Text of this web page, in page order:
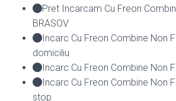
Pret Incarcam Cu Freon
BRASOV
Incarc Cu Freon Combine Non
domiciliu
Incarc Cu Freon Combine Non
Incarc Cu Freon Combine Non
stop